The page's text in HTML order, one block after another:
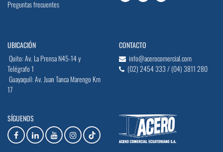
Preguntas frecuentes
UBICACIÓN
Quito: Av. La Prensa N45-14 y
Telégrafo 1
Guayaquil: Av. Juan Tanca Marengo Km
17
CONTACTO
info@acerocomercial.com
(02) 2454 333 / (04) 3811 280
SÍGUENOS